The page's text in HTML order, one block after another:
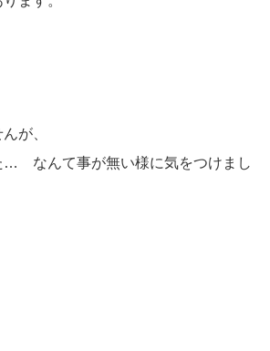
が、
… なんて事が無い様に気をつけまし